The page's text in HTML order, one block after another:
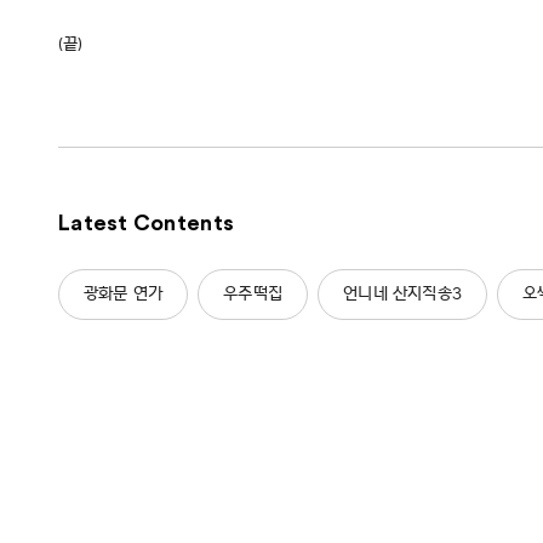
(끝)
Latest Contents
광화문 연가 우주떡집 언니네 산지직송3 오